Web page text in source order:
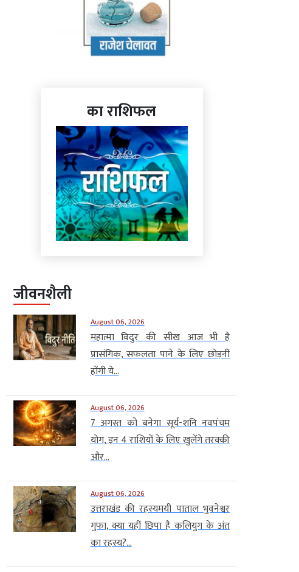
का राशिफल
जीवनशैली
August 06, 2026
महात्मा विदुर की सीख आज भी है
प्रासंगिक, सफलता पाने के लिए छोड़नी
होंगी ये...
August 06, 2026
7 अगस्त को बनेगा सूर्य-शनि नवपंचम
योग, इन 4 राशियों के लिए खुलेंगे तरक्की
और...
August 06, 2026
उत्तराखंड की रहस्यमयी पाताल भुवनेश्वर
गुफा, क्या यहीं छिपा है कलियुग के अंत
का रहस्य?...